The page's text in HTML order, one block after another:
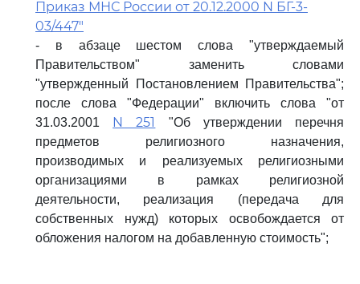
Приказ МНС России от 20.12.2000 N БГ-3-
03/447"
- в абзаце шестом слова "утверждаемый
Правительством" заменить словами
"утвержденный Постановлением Правительства";
после слова "Федерации" включить слова "от
31.03.2001 N 251
"Об утверждении перечня
предметов религиозного назначения,
производимых и реализуемых религиозными
организациями в рамках религиозной
деятельности, реализация (передача для
собственных нужд) которых освобождается от
обложения налогом на добавленную стоимость";